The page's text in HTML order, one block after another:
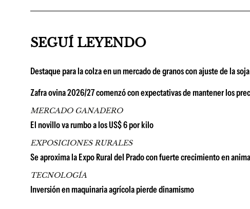
SEGUÍ LEYENDO
Destaque para la colza en un mercado de granos con ajuste de la
Zafra ovina 2026/27 comenzó con expectativas de mantener los
MERCADO GANADERO
El novillo va rumbo a los US$ 6 por kilo
EXPOSICIONES RURALES
Se aproxima la Expo Rural del Prado con fuerte crecimiento en
TECNOLOGÍA
Inversión en maquinaria agrícola pierde dinamismo